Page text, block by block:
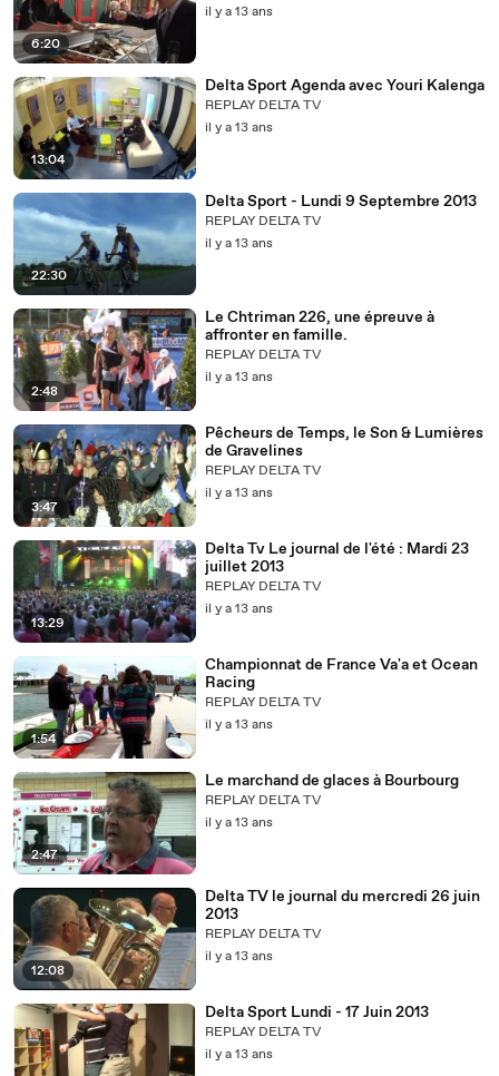
6:20
il y a 13 ans
13:04
Delta Sport Agenda avec Youri Kalenga
REPLAY DELTA TV
il y a 13 ans
22:30
Delta Sport - Lundi 9 Septembre 2013
REPLAY DELTA TV
il y a 13 ans
2:48
Le Chtriman 226, une épreuve à
affronter en famille.
REPLAY DELTA TV
il y a 13 ans
3:47
Pêcheurs de Temps, le Son & Lumières
de Gravelines
REPLAY DELTA TV
il y a 13 ans
13:29
Delta Tv Le journal de l'été : Mardi 23
juillet 2013
REPLAY DELTA TV
il y a 13 ans
1:54
Championnat de France Va'a et Ocean
Racing
REPLAY DELTA TV
il y a 13 ans
2:47
Le marchand de glaces à Bourbourg
REPLAY DELTA TV
il y a 13 ans
12:08
Delta TV le journal du mercredi 26 juin
2013
REPLAY DELTA TV
il y a 13 ans
Delta Sport Lundi - 17 Juin 2013
REPLAY DELTA TV
il y a 13 ans